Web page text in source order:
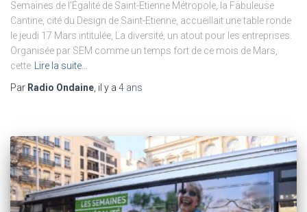
Semaines de l’Égalité de Saint-Etienne Métropole, la Fabuleuse
Cantine, cité du Design de Saint-Etienne, accueillait une table ronde
le jeudi 17 Mars intitulée, La diversité, un atout pour les entreprises.
Organisée par SEM comme un temps fort de ce mois de Mars,
cette Lire la suite…
Par Radio Ondaine , il y a 4 ans